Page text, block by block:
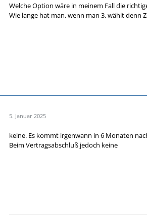
Welche Option wäre in meinem Fall die
Wie lange hat man, wenn man 3. wählt
5. Januar 2025
keine. Es kommt irgenwann in 6 Monaten
Beim Vertragsabschluß jedoch keine